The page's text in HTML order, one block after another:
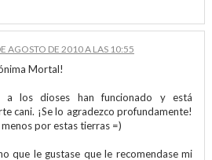
AGOSTO DE 2010 A LAS 10:55
Mortal!
a los dioses han funcionado y está
cani. ¡Se lo agradezco profundamente!
menos por estas tierras =)
que le gustase que le recomendase mi